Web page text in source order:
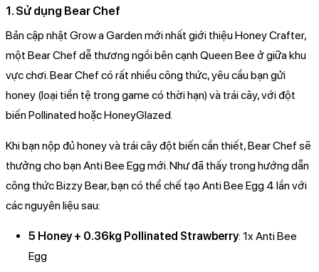
1. Sử dụng Bear Chef
Bản cập nhật Grow a Garden mới nhất giới thiệu Honey Crafter,
một Bear Chef dễ thương ngồi bên cạnh Queen Bee ở giữa khu
vực chơi. Bear Chef có rất nhiều công thức, yêu cầu bạn gửi
honey (loại tiền tệ trong game có thời hạn) và trái cây, với đột
biến Pollinated hoặc HoneyGlazed.
Khi bạn nộp đủ honey và trái cây đột biến cần thiết, Bear Chef sẽ
thưởng cho bạn Anti Bee Egg mới. Như đã thấy trong hướng dẫn
công thức Bizzy Bear, bạn có thể chế tạo Anti Bee Egg 4 lần với
các nguyên liệu sau:
5 Honey + 0.36kg Pollinated Strawberry: 1x Anti Bee
Egg